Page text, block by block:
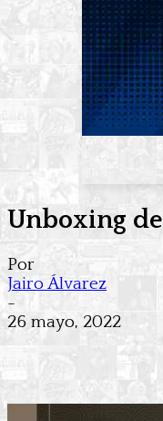
Unboxing
Por
Jairo Álvarez
-
26 mayo, 2022